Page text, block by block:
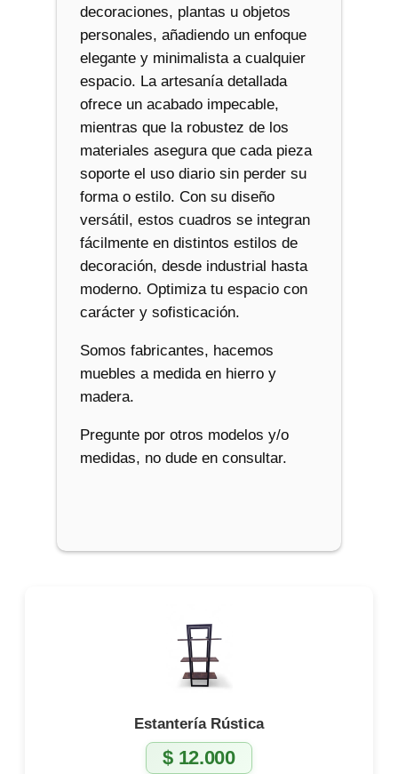
decoraciones, plantas u objetos
personales, añadiendo un enfoque
elegante y minimalista a cualquier
espacio. La artesanía detallada
ofrece un acabado impecable,
mientras que la robustez de los
materiales asegura que cada pieza
soporte el uso diario sin perder su
forma o estilo. Con su diseño
versátil, estos cuadros se integran
fácilmente en distintos estilos de
decoración, desde industrial hasta
moderno. Optimiza tu espacio con
carácter y sofisticación.
Somos fabricantes, hacemos
muebles a medida en hierro y
madera.
Pregunte por otros modelos y/o
medidas, no dude en consultar.
Estantería Rústica
$12.000